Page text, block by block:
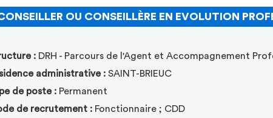
OU CONSEILLÈRE EN EVOLUTION
: DRH - Parcours de l'Agent et Accompagnement
administrative : SAINT-BRIEUC
de poste : Permanent
de recrutement : Fonctionnaire ; CDD